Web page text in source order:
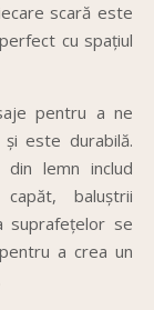
scară este
cu spațiul
pentru a ne
este durabilă.
lemn includ
baluștrii
suprafețelor se
a crea un